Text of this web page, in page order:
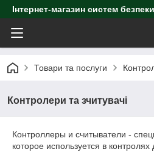
Інтернет-магазин систем безпеки
Товари та послуги
Контролери та зчитувачі
Контроллеры и считыватели -
которое используется в